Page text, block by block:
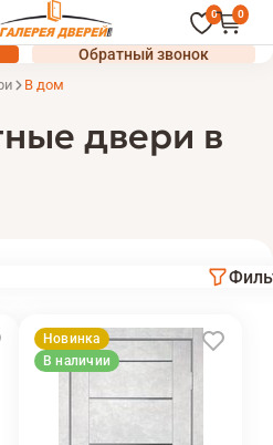
0 0
Обратный звонок
В дом
двери в
Новинка
В наличии